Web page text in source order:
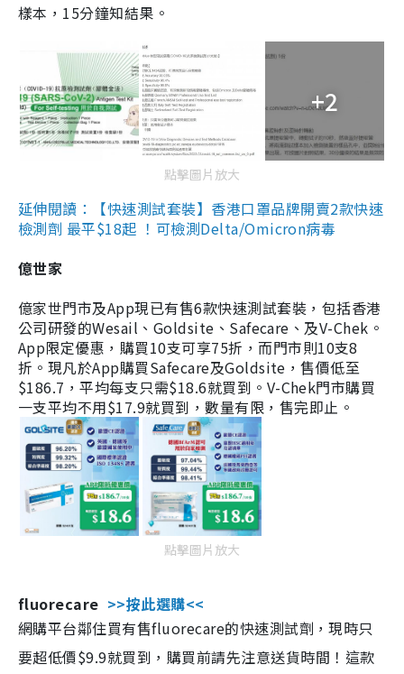
樣本，15分鐘知結果。
+2
點擊圖片放大
延伸閱讀：【快速測試套裝】香港口罩品牌開賣2款快速
檢測劑 最平$18起 ！可檢測Delta/Omicron病毒
億世家
億家世門市及App現已有售6款快速測試套裝，包括香港
公司研發的Wesail、Goldsite、Safecare、及V-Chek。
App限定優惠，購買10支可享75折，而門市則10支8
折。現凡於App購買Safecare及Goldsite，售價低至
$186.7，平均每支只需$18.6就買到。V-Chek門市購買
一支平均不用$17.9就買到，數量有限，售完即止。
點擊圖片放大
fluorecare >>按此選購<<
網購平台鄰住買有售fluorecare的快速測試劑，現時只
要超低價$9.9就買到，購買前請先注意送貨時間！這款